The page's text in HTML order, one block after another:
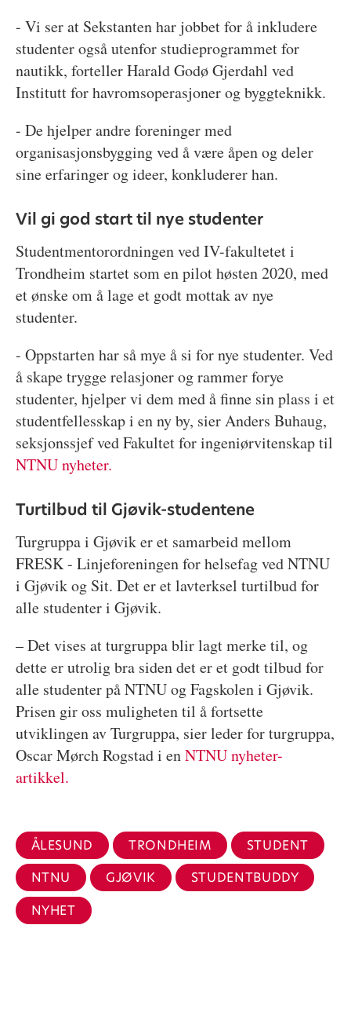
- Vi ser at Sekstanten har jobbet for å inkludere
studenter også utenfor studieprogrammet for
nautikk, forteller Harald Godø Gjerdahl ved
Institutt for havromsoperasjoner og byggteknikk.
- De hjelper andre foreninger med
organisasjonsbygging ved å være åpen og deler
sine erfaringer og ideer, konkluderer han.
Vil gi god start til nye studenter
Studentmentorordningen ved IV-fakultetet i
Trondheim startet som en pilot høsten 2020, med
et ønske om å lage et godt mottak av nye
studenter.
- Oppstarten har så mye å si for nye studenter. Ved
å skape trygge relasjoner og rammer forye
studenter, hjelper vi dem med å finne sin plass i et
studentfellesskap i en ny by, sier Anders Buhaug,
seksjonssjef ved Fakultet for ingeniørvitenskap til
NTNU nyheter.
Turtilbud til Gjøvik-studentene
Turgruppa i Gjøvik er et samarbeid mellom
FRESK - Linjeforeningen for helsefag ved NTNU
i Gjøvik og Sit. Det er et lavterksel turtilbud for
alle studenter i Gjøvik.
– Det vises at turgruppa blir lagt merke til, og
dette er utrolig bra siden det er et godt tilbud for
alle studenter på NTNU og Fagskolen i Gjøvik.
Prisen gir oss muligheten til å fortsette
utviklingen av Turgruppa, sier leder for turgruppa,
Oscar Mørch Rogstad i enNTNU nyheter-
artikkel.
ÅLESUND TRONDHEIM
STUDENT
NTNU
GJØVIK
STUDENTBUDDY
NYHET